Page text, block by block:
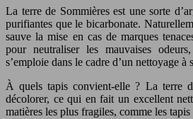
La terre de Sommières est une sorte
purifiantes que le bicarbonate.
sauve la mise en cas de marques
pour neutraliser les mauvaises
s’emploie dans le cadre d’un nettoyage à
À quels tapis convient-elle ? La terre
décolorer, ce qui en fait un excellent
matières les plus fragiles, comme les tapis